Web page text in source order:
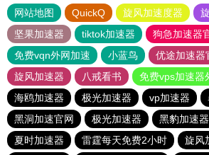
网站地图 QuickQ 旋风加速度器
坚果加速器
tiktok加速器
狗急加速器
免费vqn外网加速
小蓝鸟 优途加速器
旋风加速器
八戒看书
免费vps加速器
海鸥加速器
极光加速器 vp加速器
黑洞加速官网
极光加速器 黑豹加速器
夏时加速器
雷霆每天免费2小时
旋风